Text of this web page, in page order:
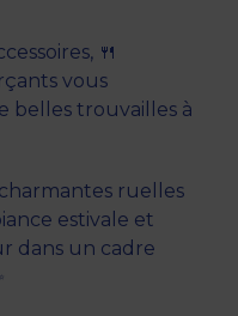
🍴
vous
belles trouvailles à
ruelles
estivale et
dans un cadre